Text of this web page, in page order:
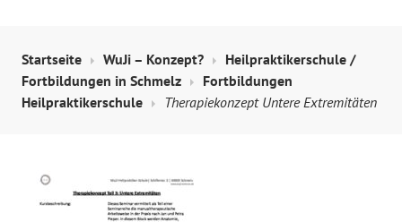
Startseite WuJi – Konzept?
Heilpraktikerschule /
Fortbildungen in Schmelz
Fortbildungen
Heilpraktikerschule
Therapiekonzept Untere Extremitäten